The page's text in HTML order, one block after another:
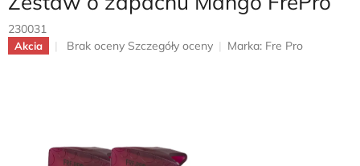
230031
Akcia
Średnia
gwiazdek.
Brak oceny Szczegóły oceny Marka: Fre Pro